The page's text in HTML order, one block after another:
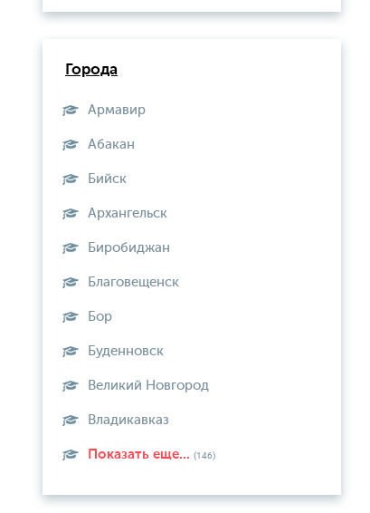
Города
Армавир
Абакан
Бийск
Архангельск
Биробиджан
Благовещенск
Бор
Буденновск
Великий Новгород
Владикавказ
Показать еще... (146)